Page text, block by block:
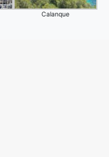
Calanque